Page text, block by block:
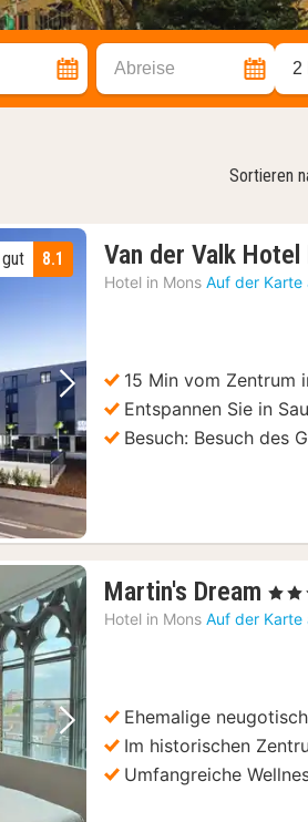
Abreise 2
Sortieren
Nächstes Bild
8.1 Van der Valk
Hotel in Mons Auf der Karte
15 Min vom Zentrum
Entspannen Sie in
Besuch: Besuch des
Nächstes Bild
Martin's Dream 1
, 4
Hotel in Mons Auf der Karte
Ehemalige
Im historischen
Umfangreiche